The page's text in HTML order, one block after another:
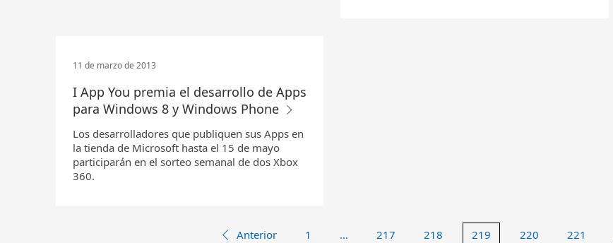
11 de marzo de 2013
I App You premia el desarrollo de Apps
para Windows 8 y Windows Phone
Los desarrolladores que publiquen sus Apps en
la tienda de Microsoft hasta el 15 de mayo
participarán en el sorteo semanal de dos Xbox
360.
Anterior 1 … 217 218 219 220 221